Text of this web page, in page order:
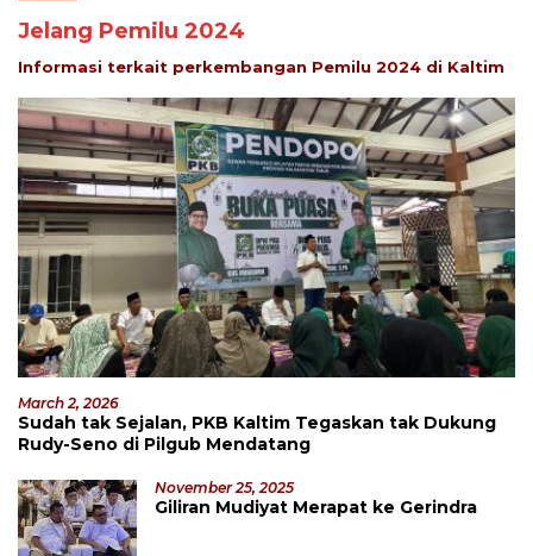
Jelang Pemilu 2024
Informasi terkait perkembangan Pemilu 2024 di Kaltim
March 2, 2026
Sudah tak Sejalan, PKB Kaltim Tegaskan tak Dukung
Rudy-Seno di Pilgub Mendatang
November 25, 2025
Giliran Mudiyat Merapat ke Gerindra